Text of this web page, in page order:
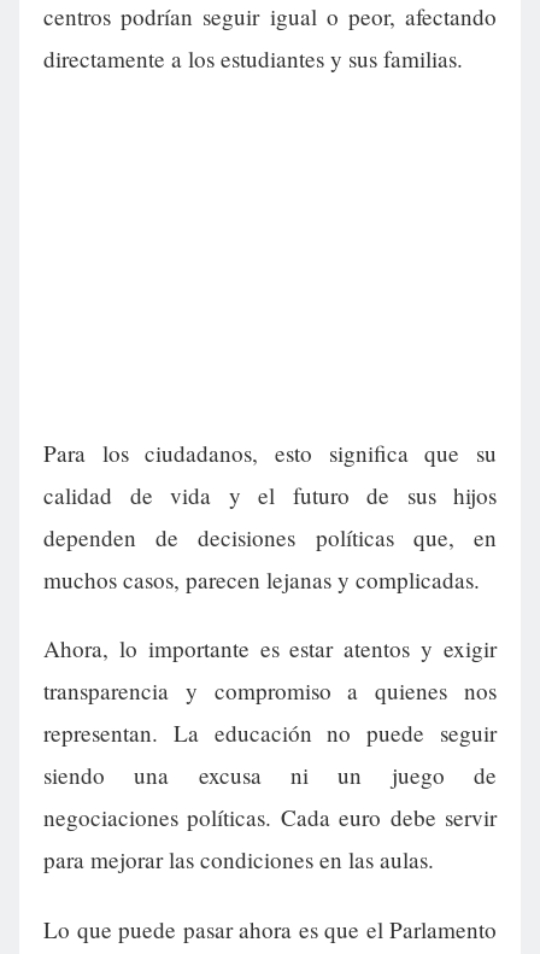
centros podrían seguir igual o peor, afectando
directamente a los estudiantes y sus familias.
Para los ciudadanos, esto significa que su
calidad de vida y el futuro de sus hijos
dependen de decisiones políticas que, en
muchos casos, parecen lejanas y complicadas.
Ahora, lo importante es estar atentos y exigir
transparencia y compromiso a quienes nos
representan. La educación no puede seguir
siendo una excusa ni un juego de
negociaciones políticas. Cada euro debe servir
para mejorar las condiciones en las aulas.
Lo que puede pasar ahora es que el Parlamento